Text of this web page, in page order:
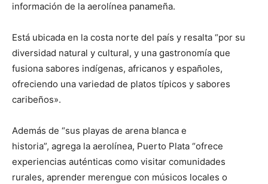
información de la aerolínea panameña.
Está ubicada en la costa norte del país y resalta “por su
diversidad natural y cultural, y una gastronomía que
fusiona sabores indígenas, africanos y españoles,
ofreciendo una variedad de platos típicos y sabores
caribeños».
Además de “sus playas de arena blanca e
historia”, agrega la aerolínea, Puerto Plata “ofrece
experiencias auténticas como visitar comunidades
rurales, aprender merengue con músicos locales o